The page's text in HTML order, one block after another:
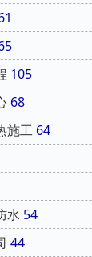
105
68
施工 64
水 54
44